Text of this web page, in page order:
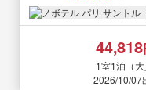
44,818
1室1泊（
2026/10/